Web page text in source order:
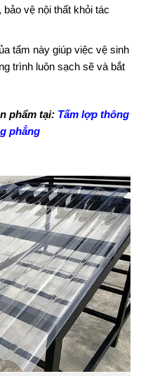
vệ nội thất khỏi tác
tấm này giúp việc vệ sinh
trình luôn sạch sẽ và bắt
phẩm tại: Tấm lợp thông
phẳng